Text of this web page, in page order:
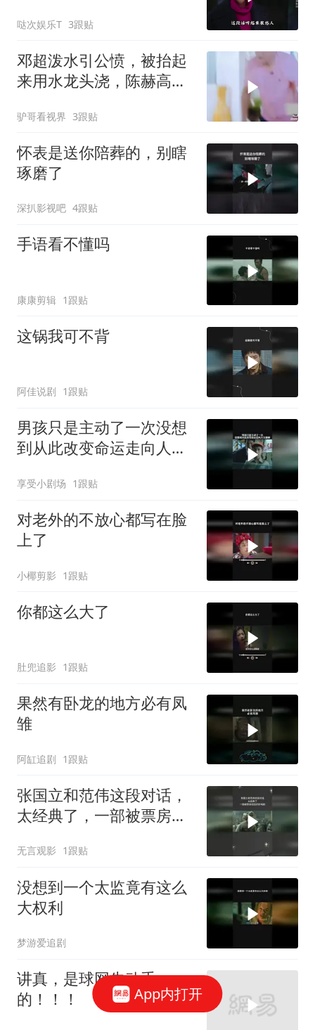
哒次娱乐T 3跟贴
邓超泼水引公愤，被抬起
来用水龙头浇，陈赫高兴
驴哥看视界 3跟贴
怀表是送你陪葬的，别瞎
琢磨了
深扒影视吧 4跟贴
手语看不懂吗
康康剪辑 1跟贴
这锅我可不背
阿佳说剧 1跟贴
男孩只是主动了一次没想
到从此改变命运走向人生
享受小剧场 1跟贴
对老外的不放心都写在脸
上了
小椰剪影 1跟贴
你都这么大了
肚兜追影 1跟贴
果然有卧龙的地方必有凤
雏
阿缸追剧 1跟贴
张国立和范伟这段对话，
太经典了，一部被票房低
无言观影 1跟贴
没想到一个太监竟有这么
大权利
梦游爱追剧
讲真，是球网先动手
的！！！
App内打开